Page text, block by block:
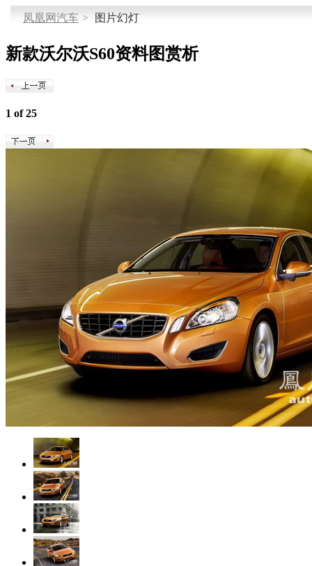
凤凰网汽车 > 图片幻灯
新款沃尔沃S60资料图赏析
1 of 25